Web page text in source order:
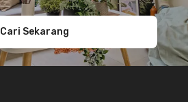
Cari Sekarang